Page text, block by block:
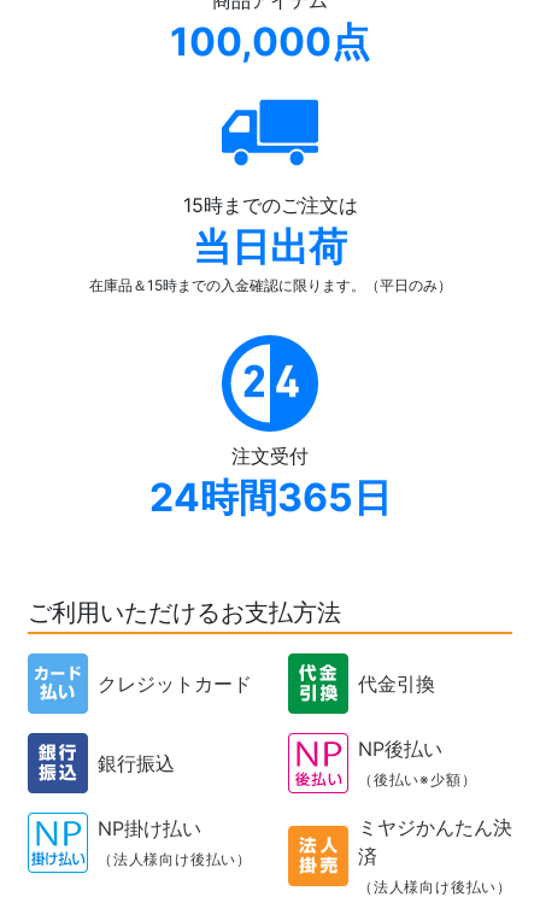
100,000点
15時までのご注文は
当日出荷
在庫品＆15時までの入金確認に限ります。（平日のみ）
注文受付
24時間365日
ご利用いただけるお支払方法
クレジットカード 代金引換
銀行振込
NP後払い
（後払い※少額）
NP掛け払い
（法人様向け後払い）
ミヤジかんたん決
済
（法人様向け後払い）